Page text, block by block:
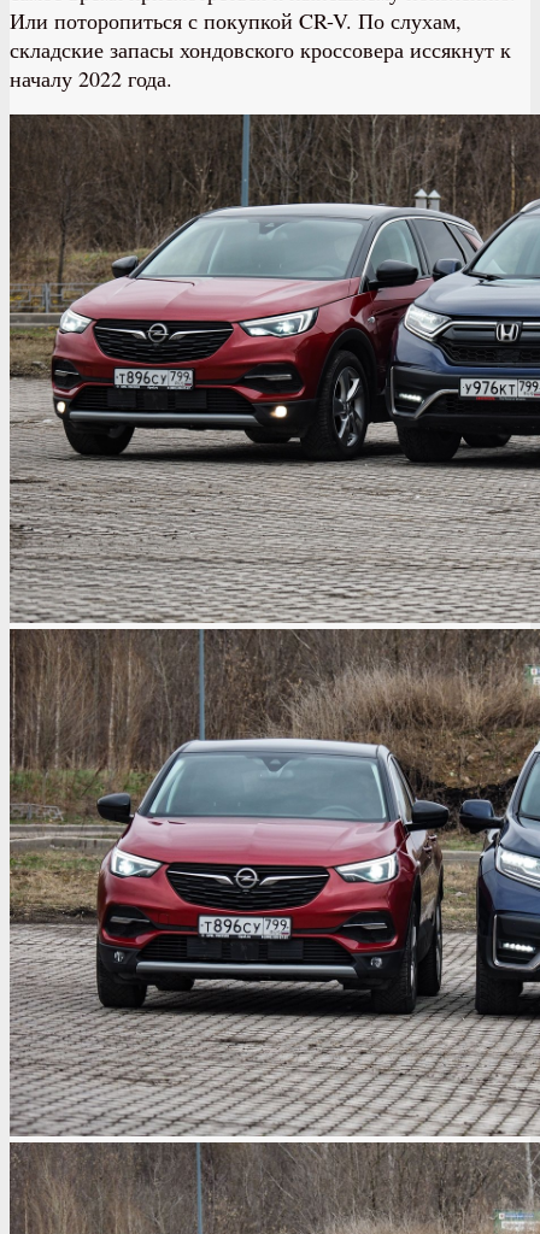
Или поторопиться с покупкой CR-V. По слухам,
складские запасы хондовского кроссовера иссякнут к
началу 2022 года.